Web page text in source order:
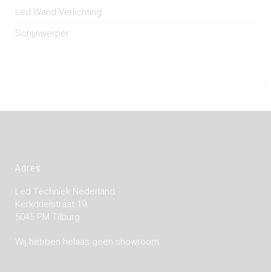
Led Wand Verlichting
Schijnwerper
Adres
Led Techniek Nederland.
Kerkdrielstraat 19.
5045 PM Tilburg.
Wij hebben helaas geen showroom.